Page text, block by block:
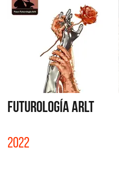
FUTUROLOGÍA ARLT
2022